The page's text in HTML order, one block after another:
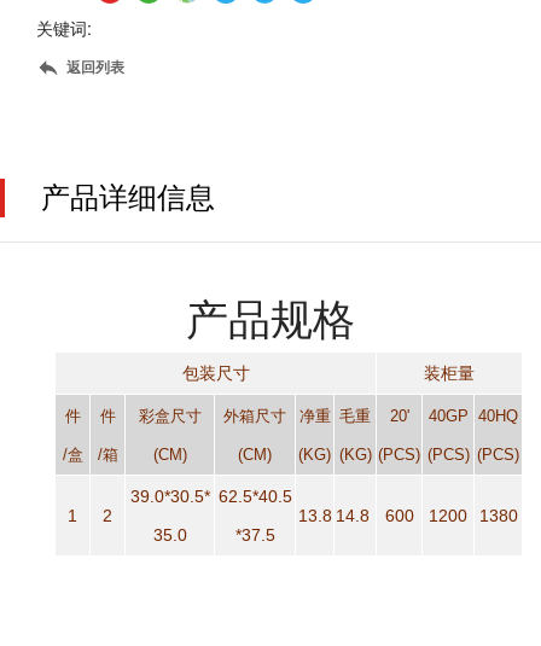
关键词:
返回列表
产品详细信息
产品规格
包装尺寸 装柜量
件
/盒
件
/箱
彩盒尺寸
(CM)
外箱尺寸
(CM)
净重
(KG)
毛重
(KG)
20'
(PCS)
40GP
(PCS)
40HQ
(PCS)
1 2
39.0*30.5*
35.0
62.5*40.5
*37.5
13.8 14.8 600 1200 1380